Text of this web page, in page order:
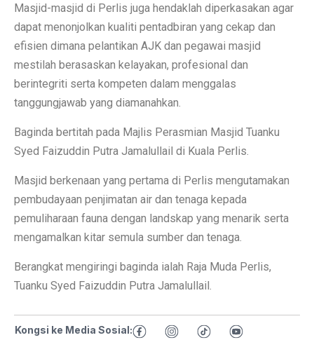
Masjid-masjid di Perlis juga hendaklah diperkasakan agar
dapat menonjolkan kualiti pentadbiran yang cekap dan
efisien dimana pelantikan AJK dan pegawai masjid
mestilah berasaskan kelayakan, profesional dan
berintegriti serta kompeten dalam menggalas
tanggungjawab yang diamanahkan.
Baginda bertitah pada Majlis Perasmian Masjid Tuanku
Syed Faizuddin Putra Jamalullail di Kuala Perlis.
Masjid berkenaan yang pertama di Perlis mengutamakan
pembudayaan penjimatan air dan tenaga kepada
pemuliharaan fauna dengan landskap yang menarik serta
mengamalkan kitar semula sumber dan tenaga.
Berangkat mengiringi baginda ialah Raja Muda Perlis,
Tuanku Syed Faizuddin Putra Jamalullail.
Kongsi ke Media Sosial: